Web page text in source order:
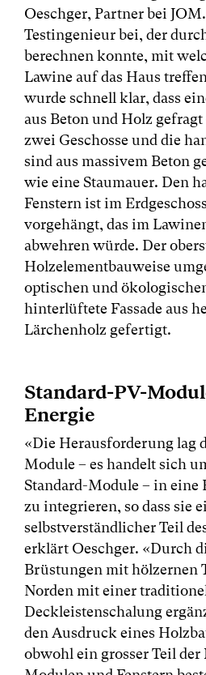
Oeschger, Partner bei
Testingenieur bei, der
berechnen konnte, mit
Lawine auf das Haus
wurde schnell klar, dass
aus Beton und Holz
zwei Geschosse und die
sind aus massivem Beton
wie eine Staumauer. Den
Fenstern ist im
vorgehängt, das im
abwehren würde. Der
Holzelementbauweise
optischen und
hinterlüftete Fassade aus
Lärchenholz gefertigt.
Standard-PV-
Energie
«Die Herausforderung lag
Module – es handelt sich
Standard-Module – in eine
zu integrieren, so dass sie
selbstverständlicher Teil
erklärt Oeschger. «Durch
Brüstungen mit hölzernen
Norden mit einer
Deckleistenschalung
den Ausdruck eines
obwohl ein grosser Teil der